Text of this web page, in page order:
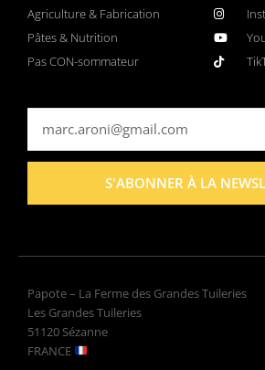
Agriculture & Fabrication
Pâtes & Nutrition
Pas CON-sommateur
S'ABONNER À LA
Papote – La Ferme des Grandes Tuileries
Les Grandes Tuileries
51120 Sézanne
FRANCE